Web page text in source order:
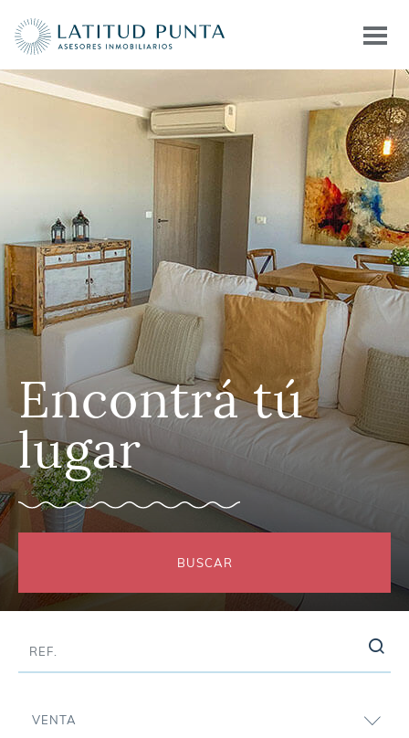
Encontrátú
lugar
BUSCAR
VENTA